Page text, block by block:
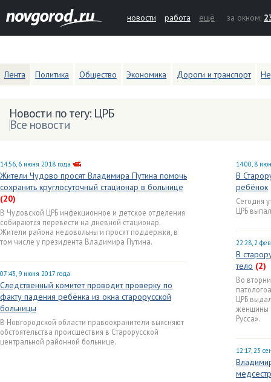
новости работа ещё за окном:
Лента Политика Общество Экономика Дороги и транспорт
Новости по тегу: ЦРБ
Все новости
14:56, 6 июня 2018 года
Жители Чудово просят Владимира Путина помочь
сохранить круглосуточный стационар в больнице
(20)
В Чудовской ЦРБ инфекционное и детское отделения
собираются перевести на дневной стационар.
Жители района недовольны и просят поддержки, в
том числе у президента Владимира Путина.
07:43, 9 июня 2017 года
Следственный комитет проводит проверку по
факту падения ребёнка из окна старорусской
больницы
В Новгородской области правоохранители выясняют
обстоятельства происшествия в Cтарорусской
центральной районной больнице.
14:00, 8
В
ребёнок
Сегодня
ЦРБ
22:28, 2
В
тело (2)
Во
ЦРБ
женщины
Русса».
12:17, 23